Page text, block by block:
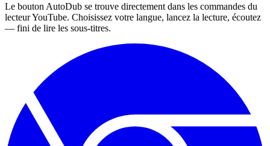
Le bouton AutoDub se trouve directement dans les commandes du
lecteur YouTube. Choisissez votre langue, lancez la lecture, écoutez
— fini de lire les sous-titres.